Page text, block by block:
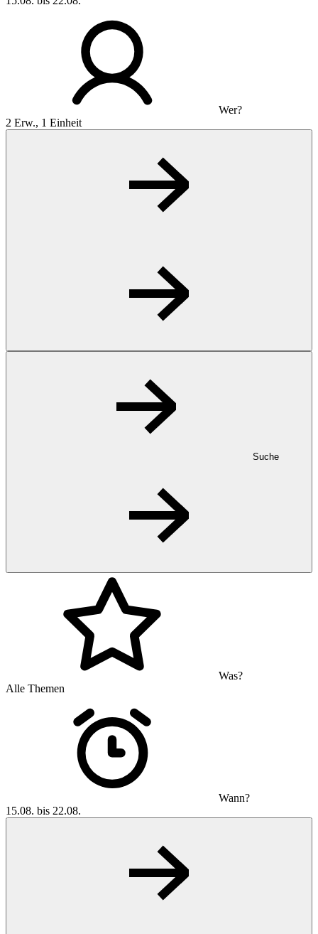
Wer?
2 Erw., 1 Einheit
Suche
Was?
Alle Themen
Wann?
15.08. bis 22.08.